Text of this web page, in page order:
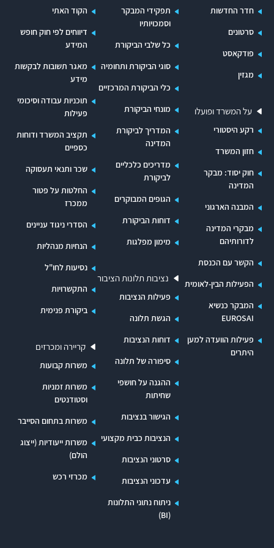
בסוף אוקטובר 2024 קיבלה הממשלה החלטה
העוסקת בקידום תוכנית רב-שנתית לשיקום
ולפיתוח של יישובי הצפון. החלטה זו דוחה למעשה את
מועד סיום גיבושה של תוכנית רב-שנתית מפורטת
בכחמישה חודשים וחצי ודוחה את מועד הצגת מקורות
תקציביים לביצוע התוכנית בכארבעה חודשים. יצוין כי
התקציב לנושא שוריין במסגרת תקציב 2025
ובנומרטור לשנים הבאות. עם זאת, גם במועד סיום
הביקורת, בחלוף המועד שנקבע בהחלטת הממשלה
- לא הציג מטה היישום במשרד רה"ם תוכנית
רב-שנתית ותקציב לביצוע מרכיביה, כנדרש. עולה
אפוא כי גם החלטת הממשלה השנייה, מאוקטובר
2024, לא בוצעה, למעט מרכיבים מסוימים.
העיכוב המתמשך בגיבוש מדיניות ממשלתית לטיפול
כולל ביישובי קו העימות ובתושביהם במשך חודשים
שבהם התנהלה מלחמה בצפון, הוא ליקוי יסודי
בטיפול הממשלה בתושבים, אשר רבים מהם חוו סבל
ניכר בשעה שהיו מנועים מלשהות בבתיהם או שהיו
נתונים תחת אש, ובהבטחת המענה הנדרש לקראת
חזרת תושבים ליישוביהם.
ליקוי זה מונח לפתחו של משרד רה"ם והעומד בראשו,
ראש הממשלה ח"כ בנימין נתניהו, ומנכ"ל המשרד
לשעבר יוסי שלי, אשר לא ביצעו את המשימות
המרכזיות שהוטלו על המשרד בשתי החלטות
הממשלה - ביצוע מלא של מתווה הסיוע המיידי
ליישובי קו העימות בצפון, וגיבוש מתווה ארוך טווח
לשיקום יישובים בצפון, לרבות היערכות לקראת חזרת
חדר החדשות
סרטונים
פודקאסט
מגזין
על המשרד ופועלו
רקע היסטורי
חזון המשרד
חוק יסוד: מבקר
המדינה
המבנה הארגוני
מבקרי המדינה
לדורותיהם
הקשר עם הכנסת
הפעילות הבין-לאומית
המבקר כנשיא
EUROSAI
פעילות הוועדה למען
היתרים
תפקידי המבקר
וסמכויותיו
כל שלבי הביקורת
סוגי הביקורת ותחומיה
כלי הביקורת המרכזיים
מונחי הביקורת
המדריך לביקורת
המדינה
מדריכים כלכליים
לביקורת
הגופים המבוקרים
דוחות הביקורת
מימון מפלגות
נציבות תלונות הציבור
פעילות הנציבות
הגשת תלונה
דוחות הנציבות
סיפורה של תלונה
ההגנה על חושפי
שחיתות
הגישור בנציבות
הנציבות כבית מקצועי
סרטוני הנציבות
עדכוני הנציבות
ניתוח נתוני התלונות
(BI)
הקוד האתי
דיווחים לפי חוק חופש
המידע
מאגר תשובות לבקשות
מידע
תוכניות עבודה וסיכומי
פעילות
תקציב המשרד ודוחות
כספיים
שכר ותנאי תעסוקה
החלטות על פטור
ממכרז
הסדרי ניגוד עניינים
הנחיות מנהליות
נסיעות לחו"ל
התקשרויות
ביקורת פנימית
קריירה ומכרזים
משרות קבועות
משרות זמניות
וסטודנטים
משרות בתחום הסייבר
משרות ייעודיות (ייצוג
הולם)
מכרזי רכש